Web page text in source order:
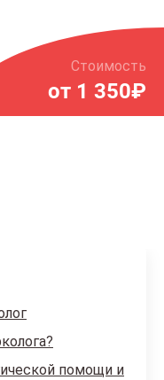
Стоимость
от 1 350₽
помощи и